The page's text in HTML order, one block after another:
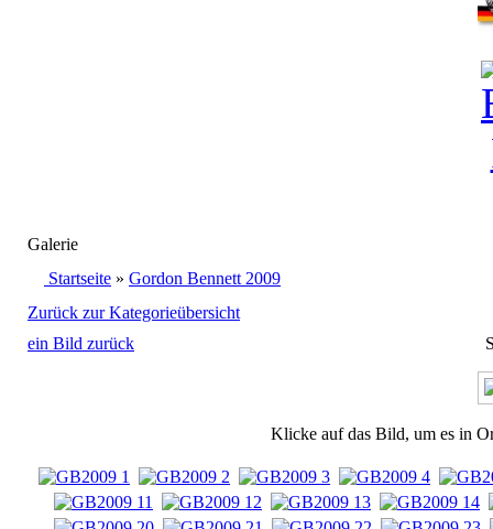
Galerie
Startseite » Gordon Bennett 2009
Zurück zur Kategorieübersicht
ein Bild zurück
Klicke auf das Bild, um es in